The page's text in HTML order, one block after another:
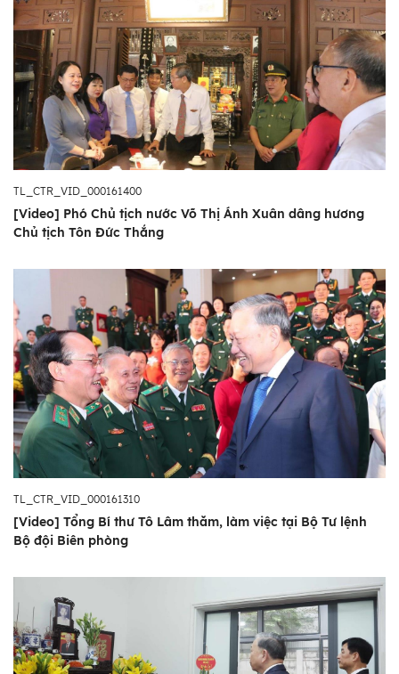
TL_CTR_VID_000161400
[Video] Phó Chủ tịch nước Võ Thị Ánh Xuân dâng hương
Chủ tịch Tôn Đức Thắng
TL_CTR_VID_000161310
[Video] Tổng Bí thư Tô Lâm thăm, làm việc tại Bộ Tư lệnh
Bộ đội Biên phòng